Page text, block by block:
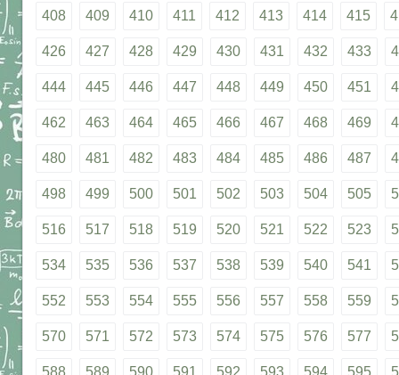
408 409 410 411 412 413 414 415
426 427 428 429 430 431 432 433
444 445 446 447 448 449 450 451
462 463 464 465 466 467 468 469
480 481 482 483 484 485 486 487
498 499 500 501 502 503 504 505
516 517 518 519 520 521 522 523
534 535 536 537 538 539 540 541
552 553 554 555 556 557 558 559
570 571 572 573 574 575 576 577